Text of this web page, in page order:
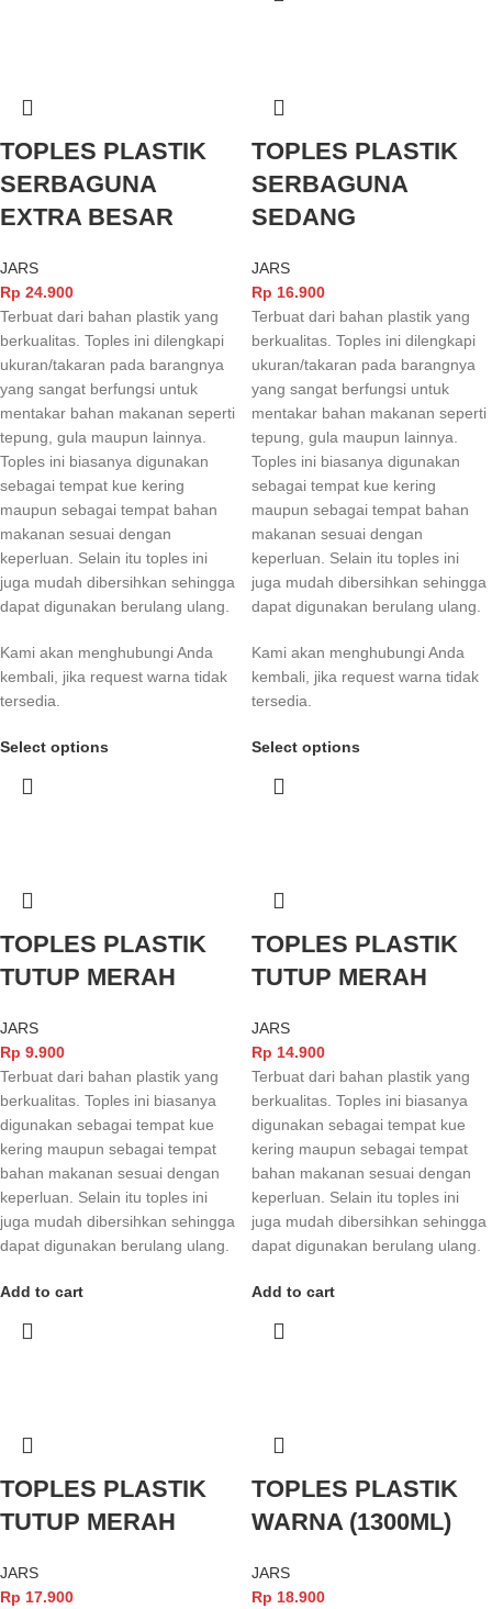
TOPLES PLASTIK
SERBAGUNA
EXTRA BESAR
JARS
Rp 24.900
Terbuat dari bahan plastik yang
berkualitas. Toples ini dilengkapi
ukuran/takaran pada barangnya
yang sangat berfungsi untuk
mentakar bahan makanan seperti
tepung, gula maupun lainnya.
Toples ini biasanya digunakan
sebagai tempat kue kering
maupun sebagai tempat bahan
makanan sesuai dengan
keperluan. Selain itu toples ini
juga mudah dibersihkan sehingga
dapat digunakan berulang ulang.
Kami akan menghubungi Anda
kembali, jika request warna tidak
tersedia.
Select options
TOPLES PLASTIK
SERBAGUNA
SEDANG
JARS
Rp 16.900
Terbuat dari bahan plastik yang
berkualitas. Toples ini dilengkapi
ukuran/takaran pada barangnya
yang sangat berfungsi untuk
mentakar bahan makanan seperti
tepung, gula maupun lainnya.
Toples ini biasanya digunakan
sebagai tempat kue kering
maupun sebagai tempat bahan
makanan sesuai dengan
keperluan. Selain itu toples ini
juga mudah dibersihkan sehingga
dapat digunakan berulang ulang.
Kami akan menghubungi Anda
kembali, jika request warna tidak
tersedia.
Select options
TOPLES PLASTIK
TUTUP MERAH
JARS
Rp 9.900
Terbuat dari bahan plastik yang
berkualitas. Toples ini biasanya
digunakan sebagai tempat kue
kering maupun sebagai tempat
bahan makanan sesuai dengan
keperluan. Selain itu toples ini
juga mudah dibersihkan sehingga
dapat digunakan berulang ulang.
Add to cart
TOPLES PLASTIK
TUTUP MERAH
JARS
Rp 14.900
Terbuat dari bahan plastik yang
berkualitas. Toples ini biasanya
digunakan sebagai tempat kue
kering maupun sebagai tempat
bahan makanan sesuai dengan
keperluan. Selain itu toples ini
juga mudah dibersihkan sehingga
dapat digunakan berulang ulang.
Add to cart
TOPLES PLASTIK
TUTUP MERAH
JARS
Rp 17.900
TOPLES PLASTIK
WARNA (1300ML)
JARS
Rp 18.900